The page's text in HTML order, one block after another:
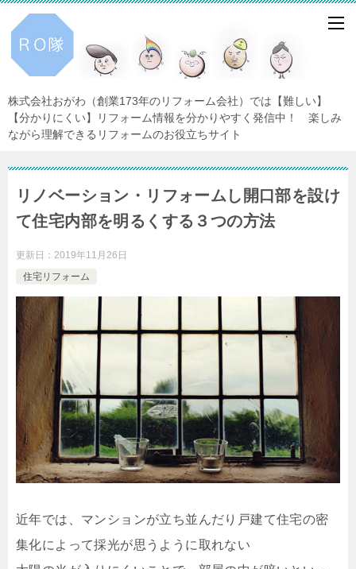
株式会社おがわ（創業173年のリフォーム会社）では【難しい】
【分かりにくい】リフォーム情報を分かりやすく発信中！ 楽しみ
ながら理解できるリフォームのお役立ちサイト
リノベーション・リフォームし開口部を設け
て住宅内部を明るくする３つの方法
更新日： 2019年11月26日
住宅リフォーム
近年では、マンションが立ち並んだり戸建て住宅の密
集化によって採光が思うように取れない